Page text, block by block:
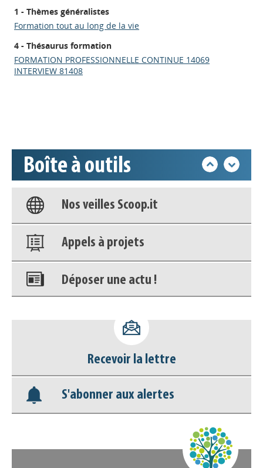
1 - Thèmes généralistes
Formation tout au long de la vie
4 - Thésaurus formation
FORMATION PROFESSIONNELLE CONTINUE 14069
INTERVIEW 81408
Boîte à outils
Appels à projets
Base documentaire
Nos veilles Scoop.it
Appels à projets
Déposer une actu !
déconnecter)
Base documentaire
Nos veilles Scoop.it
Recevoir la lettre
S'abonner aux alertes